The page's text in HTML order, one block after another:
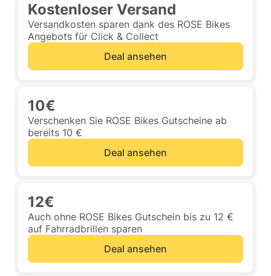
Kostenloser Versand
Versandkosten sparen dank des ROSE Bikes
Angebots für Click & Collect
Deal ansehen
10€
Verschenken Sie ROSE Bikes Gutscheine ab
bereits 10 €
Deal ansehen
12€
Auch ohne ROSE Bikes Gutschein bis zu 12 €
auf Fahrradbrillen sparen
Deal ansehen